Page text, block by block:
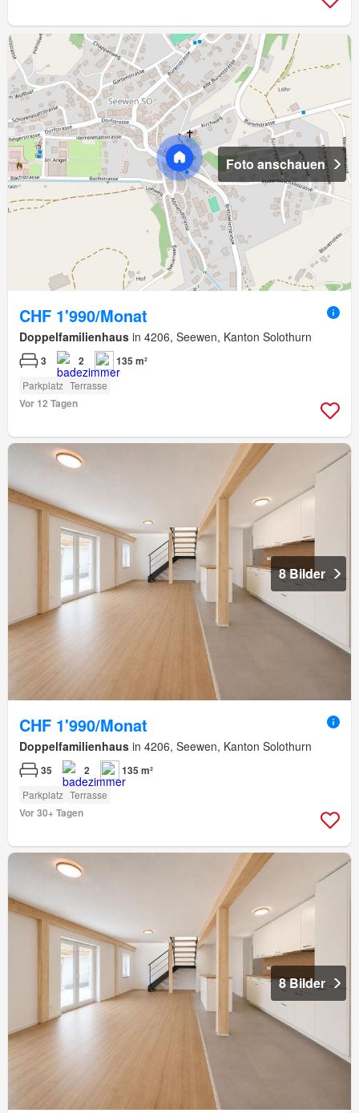
Foto anschauen
CHF 1'990/Monat
Doppelfamilienhaus in 4206, Seewen, Kanton Solothurn
3 2 135 m²
Parkplatz Terrasse
Vor 12 Tagen
8 Bilder
CHF 1'990/Monat
Doppelfamilienhaus in 4206, Seewen, Kanton Solothurn
35 2 135 m²
Parkplatz Terrasse
Vor 30+ Tagen
8 Bilder